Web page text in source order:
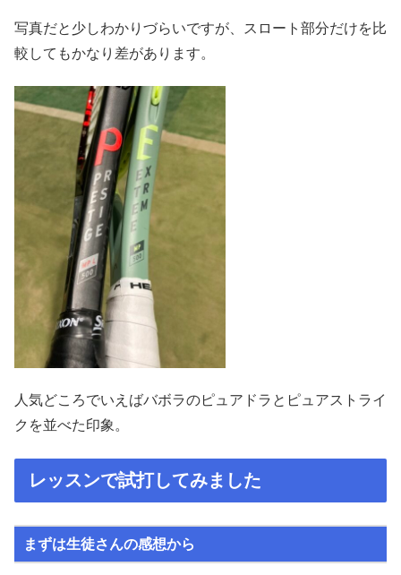
写真だと少しわかりづらいですが、スロート部分だけを比
較してもかなり差があります。
人気どころでいえばバボラのピュアドラとピュアストライ
クを並べた印象。
レッスンで試打してみました
まずは生徒さんの感想から